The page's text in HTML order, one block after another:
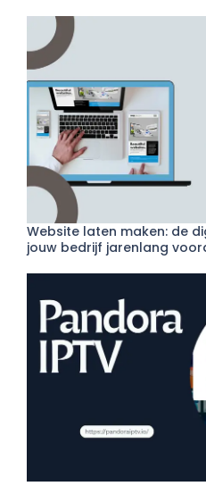
Website laten maken: de
jouw bedrijf jarenlang